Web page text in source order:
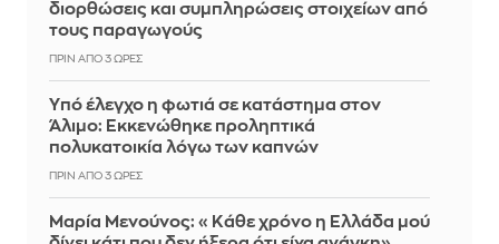
διορθώσεις και συμπληρώσεις στοιχείων από
τους παραγωγούς
ΠΡΙΝ ΑΠΌ 3 ΏΡΕΣ
Yπό έλεγχο η φωτιά σε κατάστημα στον
Άλιμο: Εκκενώθηκε προληπτικά
πολυκατοικία λόγω των καπνών
ΠΡΙΝ ΑΠΌ 3 ΏΡΕΣ
Μαρία Μενούνος: «Κάθε χρόνο η Ελλάδα μού